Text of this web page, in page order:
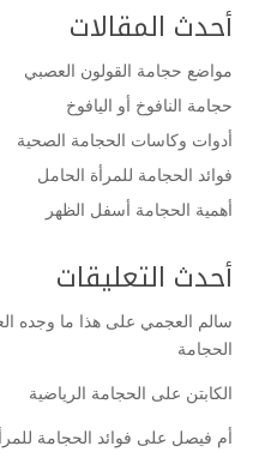
أحدث المقالات
مواضع حجامة القولون العصبي
حجامة النافوخ أو اليافوخ
أدوات وكاسات الحجامة الصحية
فوائد الحجامة للمرأة الحامل
أهمية الحجامة أسفل الظهر
أحدث التعليقات
سالم العجمي على هذا ما وجده
الحجامة
الكابتن على الحجامة الرياضية
أم فيصل على فوائد الحجامة